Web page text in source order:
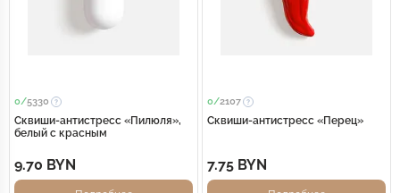
0/5330
Сквиши-антистресс «Пилюля»,
белый с красным
9.70 BYN
0/2107
Сквиши-антистресс «Перец»
7.75 BYN